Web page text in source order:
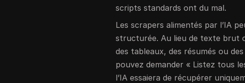
scripts standards ont du mal.
Les scrapers alimentés par l’IA
structurée. Au lieu de texte brut
des tableaux, des résumés ou
pouvez demander « Listez tous
l’IA essaiera de récupérer